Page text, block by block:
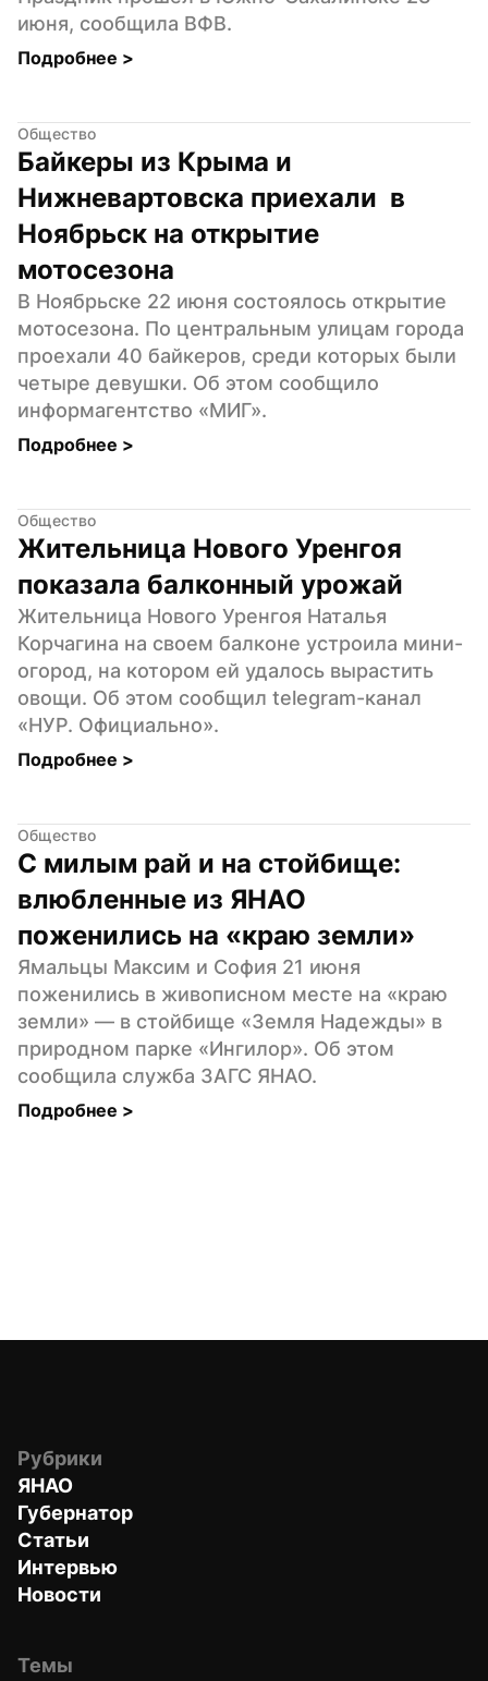
июня, сообщила ВФВ.
Подробнее >
Общество
Байкеры из Крыма и
Нижневартовска приехали  в
Ноябрьск на открытие
мотосезона
В Ноябрьске 22 июня состоялось открытие
мотосезона. По центральным улицам города
проехали 40 байкеров, среди которых были
четыре девушки. Об этом сообщило
информагентство «МИГ».
Подробнее >
Общество
Жительница Нового Уренгоя
показала балконный урожай
Жительница Нового Уренгоя Наталья
Корчагина на своем балконе устроила мини-
огород, на котором ей удалось вырастить
овощи. Об этом сообщил telegram-канал
«НУР. Официально».
Подробнее >
Общество
С милым рай и на стойбище:
влюбленные из ЯНАО
поженились на «краю земли»
Ямальцы Максим и София 21 июня
поженились в живописном месте на «краю
земли» — в стойбище «Земля Надежды» в
природном парке «Ингилор». Об этом
сообщила служба ЗАГС ЯНАО.
Подробнее >
Рубрики
ЯНАО
Губернатор
Статьи
Интервью
Новости
Темы